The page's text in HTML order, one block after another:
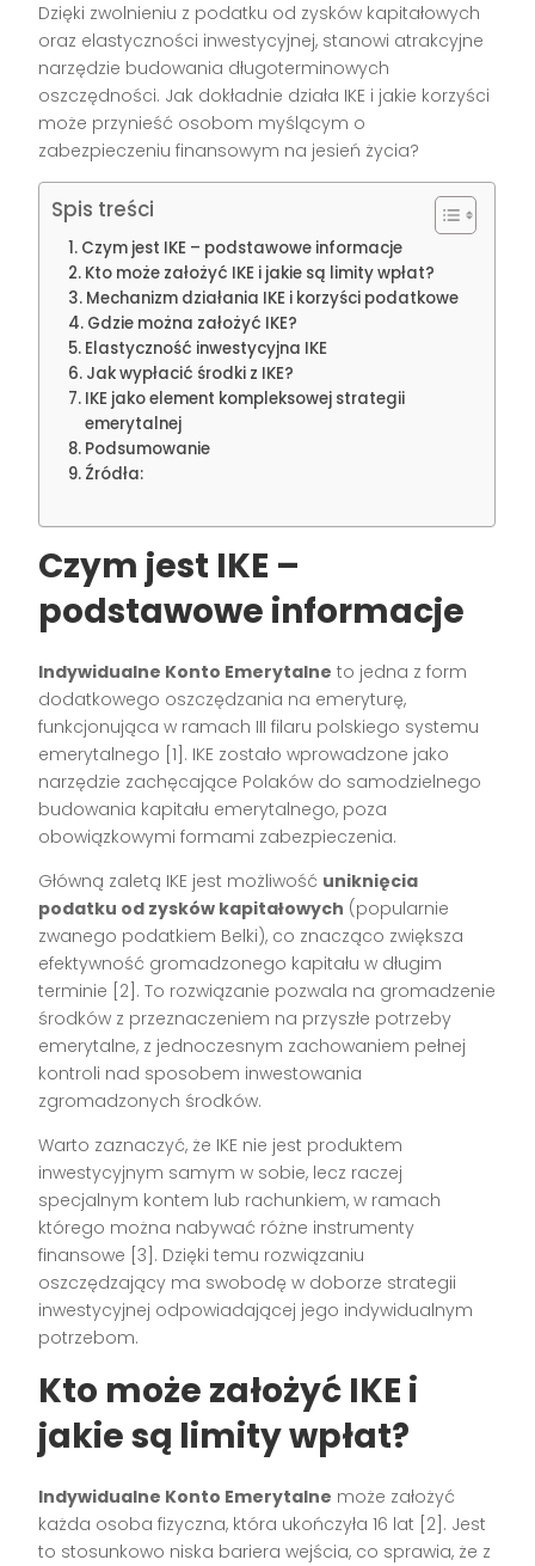
Dzięki zwolnieniu z podatku od zysków kapitałowych
oraz elastyczności inwestycyjnej, stanowi atrakcyjne
narzędzie budowania długoterminowych
oszczędności. Jak dokładnie działa IKE i jakie korzyści
może przynieść osobom myślącym o
zabezpieczeniu finansowym na jesień życia?
Spis treści
Czym jest IKE – podstawowe informacje
Kto może założyć IKE i jakie są limity wpłat?
Mechanizm działania IKE i korzyści podatkowe
Gdzie można założyć IKE?
Elastyczność inwestycyjna IKE
Jak wypłacić środki z IKE?
IKE jako element kompleksowej strategii
emerytalnej
Podsumowanie
Źródła:
Czym jest IKE –
podstawowe informacje
Indywidualne Konto Emerytalne to jedna z form
dodatkowego oszczędzania na emeryturę,
funkcjonująca w ramach III filaru polskiego systemu
emerytalnego [1]. IKE zostało wprowadzone jako
narzędzie zachęcające Polaków do samodzielnego
budowania kapitału emerytalnego, poza
obowiązkowymi formami zabezpieczenia.
Główną zaletą IKE jest możliwość uniknięcia
podatku od zysków kapitałowych (popularnie
zwanego podatkiem Belki), co znacząco zwiększa
efektywność gromadzonego kapitału w długim
terminie [2]. To rozwiązanie pozwala na gromadzenie
środków z przeznaczeniem na przyszłe potrzeby
emerytalne, z jednoczesnym zachowaniem pełnej
kontroli nad sposobem inwestowania
zgromadzonych środków.
Warto zaznaczyć, że IKE nie jest produktem
inwestycyjnym samym w sobie, lecz raczej
specjalnym kontem lub rachunkiem, w ramach
którego można nabywać różne instrumenty
finansowe [3]. Dzięki temu rozwiązaniu
oszczędzający ma swobodę w doborze strategii
inwestycyjnej odpowiadającej jego indywidualnym
potrzebom.
Kto może założyć IKE i
jakie są limity wpłat?
Indywidualne Konto Emerytalne może założyć
każda osoba fizyczna, która ukończyła 16 lat [2]. Jest
to stosunkowo niska bariera wejścia, co sprawia, że z